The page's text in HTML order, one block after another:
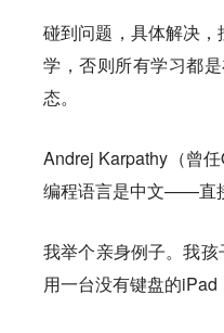
碰到问题，具体解决，
学，否则所有学习都
态。
Andrej Karpathy（曾
编程语言是中文——直
我举个亲身例子。我
用一台没有键盘的iPad